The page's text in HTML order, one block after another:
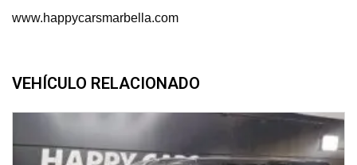
www.happycarsmarbella.com
VEHÍCULO RELACIONADO